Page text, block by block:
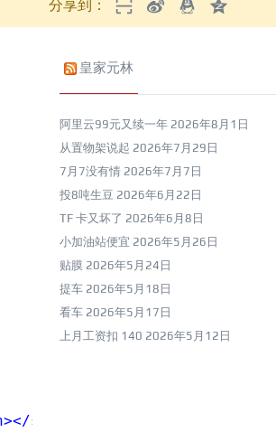
分享到：
span>'
皇家元林
阿里云99元又续一年 2026年8月1日
从置物架说起 2026年7月29日
7月7没有情 2026年7月7日
投8吨生豆 2026年6月22日
TF 卡又坏了 2026年6月8日
小加油站便宜 2026年5月26日
贴膜 2026年5月24日
提车 2026年5月18日
看车 2026年5月17日
上月工资扣 140 2026年5月12日